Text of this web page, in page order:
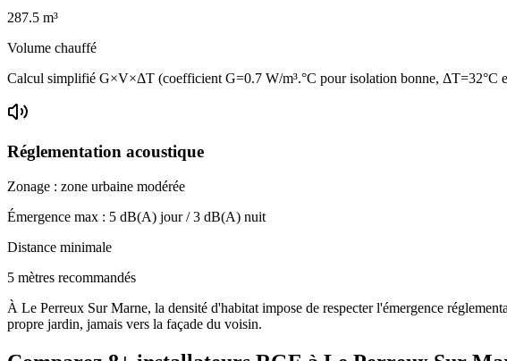
287.5 m³
Volume chauffé
Calcul simplifié G×V×ΔT (coefficient G=0.7 W/m³.°C pour isolation bonne, ΔT=32°C
Réglementation acoustique
Zonage : zone urbaine modérée
Émergence max : 5 dB(A) jour /3 dB(A) nuit
Distance minimale
5 mètres recommandés
À Le Perreux Sur Marne, la densité d'habitat impose de respecter l'émergence
propre jardin, jamais vers la façade du voisin.